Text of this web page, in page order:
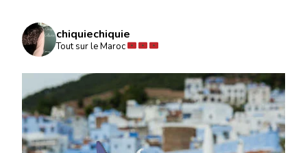
chiquiechiquie
Tout sur le Maroc